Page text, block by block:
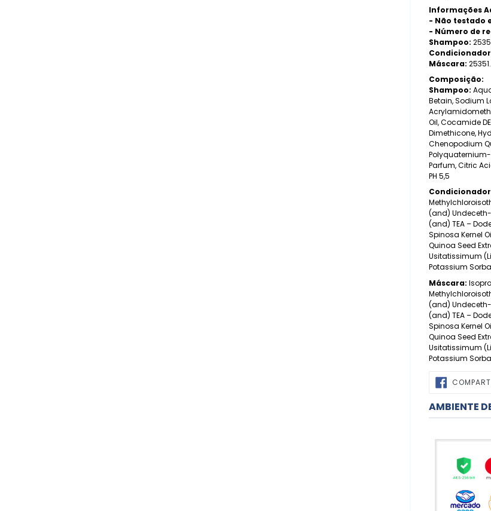
Informações
- Não testado
- Número de
Shampoo:
Máscara:
Composição:
Shampoo:
Betain, Sodium
Oil, Cocamide
Dimethicone,
Chenopodium
Parfum, Citric
PH 5,5
(and)
(and) TEA –
Spinosa Kernel
Quinoa Seed
Usitatissimum
Potassium
Máscara:
(and)
(and) TEA –
Spinosa Kernel
Quinoa Seed
Usitatissimum
Potassium
AMBIENTE